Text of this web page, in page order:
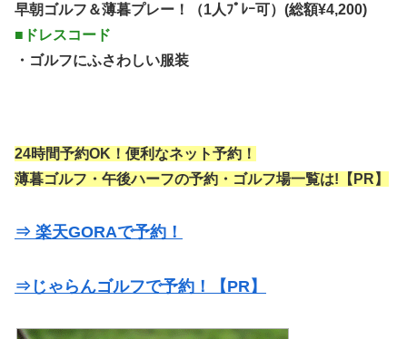
早朝ゴルフ＆薄暮プレー！（1人ﾌﾟﾚｰ可）(総額¥4,200)
■ドレスコード
・ゴルフにふさわしい服装
24時間予約OK！便利なネット予約！
薄暮ゴルフ・午後ハーフの予約・ゴルフ場一覧は!【PR】
⇒ 楽天GORAで予約！
⇒じゃらんゴルフで予約！【PR】